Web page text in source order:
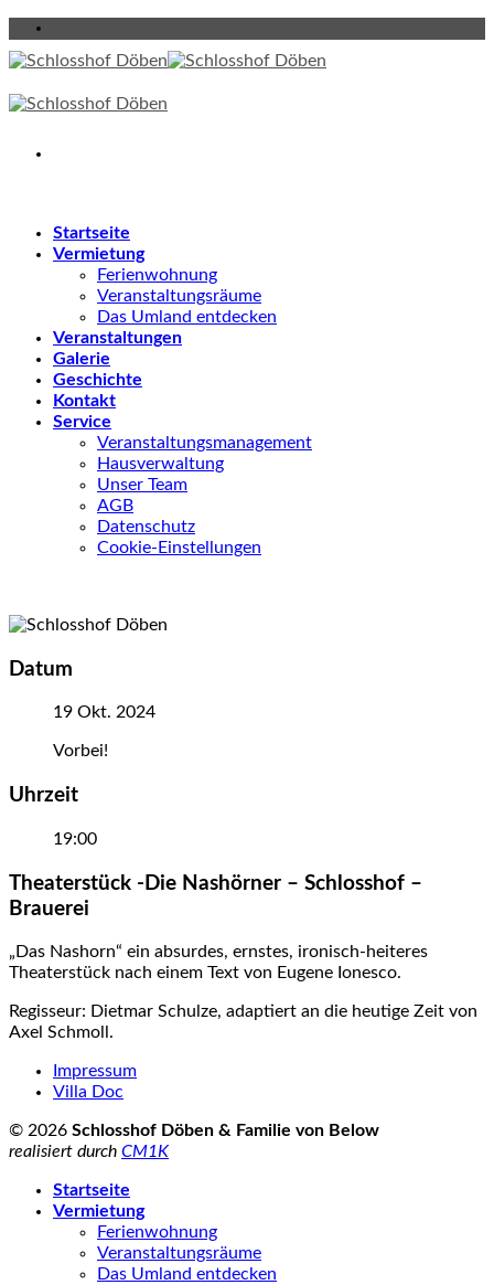
Skip
to
content
Startseite
Vermietung
Ferienwohnung
Veranstaltungsräume
Das Umland entdecken
Veranstaltungen
Galerie
Geschichte
Kontakt
Service
Veranstaltungsmanagement
Hausverwaltung
Unser Team
AGB
Datenschutz
Cookie-Einstellungen
Datum
19 Okt. 2024
Vorbei!
Uhrzeit
19:00
Theaterstück -Die Nashörner – Schlosshof –
Brauerei
„Das Nashorn“ ein absurdes, ernstes, ironisch-heiteres
Theaterstück nach einem Text von Eugene Ionesco.
Regisseur: Dietmar Schulze, adaptiert an die heutige Zeit von
Axel Schmoll.
Impressum
Villa Doc
© 2026 Schlosshof Döben & Familie von Below
realisiert durch CM1K
Startseite
Vermietung
Ferienwohnung
Veranstaltungsräume
Das Umland entdecken